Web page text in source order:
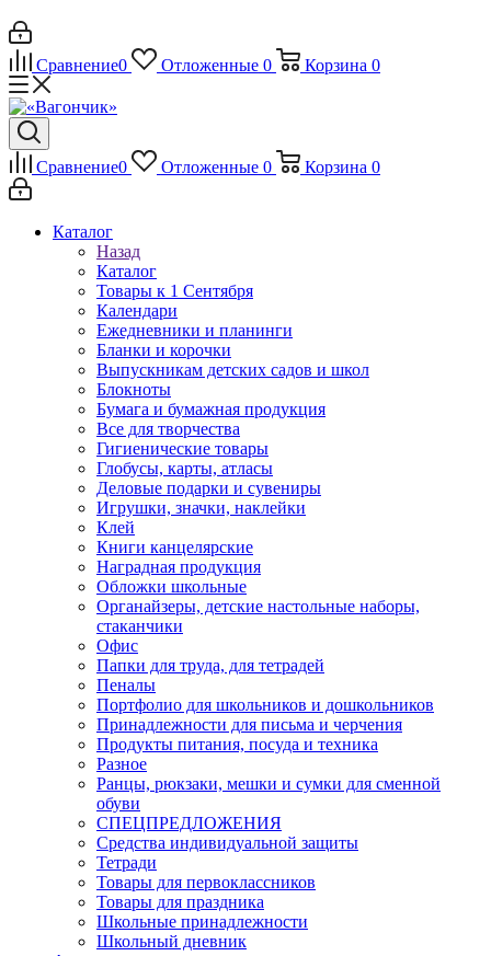
Сравнение0 Отложенные 0 Корзина 0
Сравнение0 Отложенные 0 Корзина 0
Каталог
Назад
Каталог
Товары к 1 Сентября
Календари
Ежедневники и планинги
Бланки и корочки
Выпускникам детских садов и школ
Блокноты
Бумага и бумажная продукция
Все для творчества
Гигиенические товары
Глобусы, карты, атласы
Деловые подарки и сувениры
Игрушки, значки, наклейки
Клей
Книги канцелярские
Наградная продукция
Обложки школьные
Органайзеры, детские настольные наборы,
стаканчики
Офис
Папки для труда, для тетрадей
Пеналы
Портфолио для школьников и дошкольников
Принадлежности для письма и черчения
Продукты питания, посуда и техника
Разное
Ранцы, рюкзаки, мешки и сумки для сменной
обуви
СПЕЦПРЕДЛОЖЕНИЯ
Средства индивидуальной защиты
Тетради
Товары для первоклассников
Товары для праздника
Школьные принадлежности
Школьный дневник